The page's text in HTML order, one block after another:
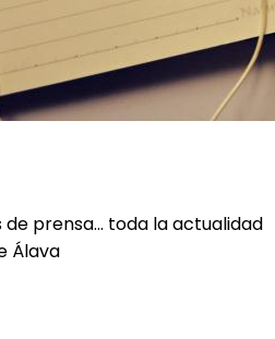
de prensa... toda la actualidad
Álava